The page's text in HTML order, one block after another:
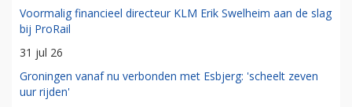
Voormalig financieel directeur KLM Erik Swelheim aan de slag
bij ProRail
31 jul 26
Groningen vanaf nu verbonden met Esbjerg: 'scheelt zeven
uur rijden'